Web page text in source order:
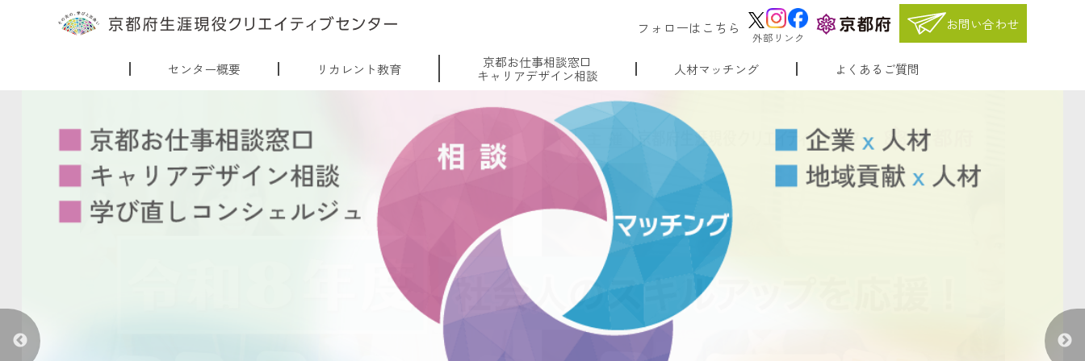
フォローはこちら
外部リンク
お問い合わせ
センター概要 リカレント教育
京都お仕事相談窓口
キャリアデザイン相談
人材マッチング よくあるご質問